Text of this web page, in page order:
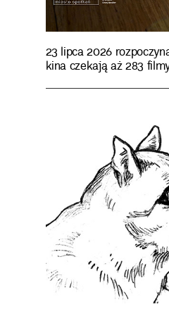
23 lipca 2026
kina czekają aż 283